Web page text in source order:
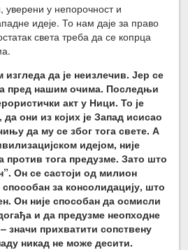
у непорочност и
идеје. То нам даје за право
света треба да се копрца
да је неизлечив. Јер се
пред нашим очима. Последњи
акт у Ници. То је
да они из којих је Запад исисао
да му се због тога свете. А
идејом, није
тога предузме. Зато што
Он се састоји од милион
способан за консолидацију, што
Он није способан да осмисли
и да предузме неопходне
значи прихватити сопствену
никад не може десити.